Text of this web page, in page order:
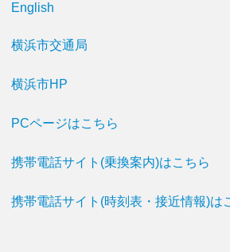
English
横浜市交通局
横浜市HP
PCページはこちら
携帯電話サイト(乗換案内)はこちら
携帯電話サイト(時刻表・接近情報)は